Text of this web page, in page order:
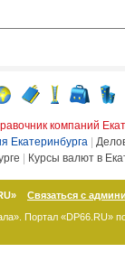
компаний
Екатеринбурга
Курсы валют в
Связаться с
Портал «DP66.RU»